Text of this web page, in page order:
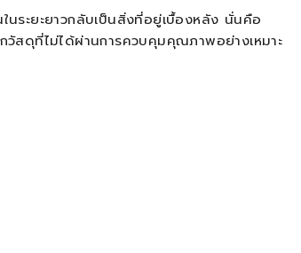
ระยะยาวกลับเป็นสิ่งที่อยู่เบื้องหลัง นั่นคือ
วัสดุที่ไม่ได้ผ่านการควบคุมคุณภาพอย่างเหมาะ